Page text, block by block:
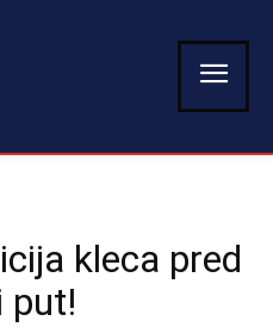
kleca pred
put!